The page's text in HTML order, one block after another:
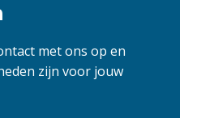
met ons op en
zijn voor jouw